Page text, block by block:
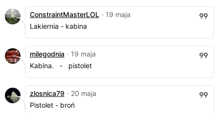
ConstraintMasterLOL · 19 maja
Lakiernia - kabina
milegodnia · 19 maja
Kabina. - pistolet
zlosnica79 · 20 maja
Pistolet - broń